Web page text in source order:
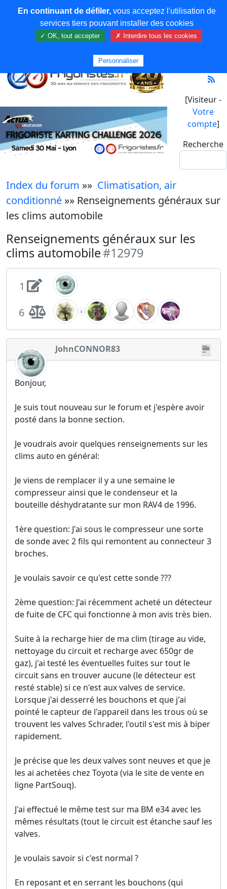
[Visiteur -
Votre
compte]
Recherche
Index du forum »» Climatisation, air
conditionné »» Renseignements généraux sur
les clims automobile
Renseignements généraux sur les
clims automobile#12979
1
6
JohnCONNOR83
Bonjour,
Je suis tout nouveau sur le forum et j'espère avoir
posté dans la bonne section.
Je voudrais avoir quelques renseignements sur les
clims auto en général:
Je viens de remplacer il y a une semaine le
compresseur ainsi que le condenseur et la
bouteille déshydratante sur mon RAV4 de 1996.
1ère question: J'ai sous le compresseur une sorte
de sonde avec 2 fils qui remontent au connecteur 3
broches.
Je voulais savoir ce qu'est cette sonde ???
2ème question: J'ai récemment acheté un détecteur
de fuite de CFC qui fonctionne à mon avis très bien.
Suite à la recharge hier de ma clim (tirage au vide,
nettoyage du circuit et recharge avec 650gr de
gaz), j'ai testé les éventuelles fuites sur tout le
circuit sans en trouver aucune (le détecteur est
resté stable) si ce n'est aux valves de service.
Lorsque j'ai desserré les bouchons et que j'ai
pointé le capteur de l'appareil dans les trous où se
trouvent les valves Schrader, l'outil s'est mis à biper
rapidement.
Je précise que les deux valves sont neuves et que je
les ai achetées chez Toyota (via le site de vente en
ligne PartSouq).
J'ai effectué le même test sur ma BM e34 avec les
mêmes résultats (tout le circuit est étanche sauf les
valves.
Je voulais savoir si c'est normal ?
En reposant et en serrant les bouchons (qui
En continuant de défiler,vous acceptez l'utilisation de
services tiers pouvant installer des cookies
✓ OK, tout accepter ✗ Interdire tous les cookies
Personnaliser